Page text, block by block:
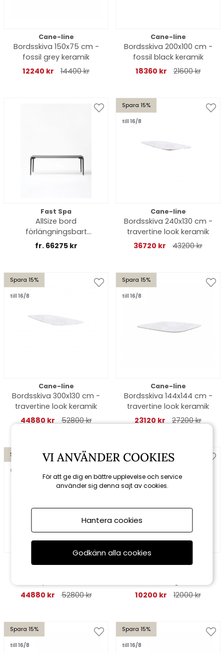
Cane-line
Bordsskiva 150x75 cm -
fossil grey keramik
12240 kr
14400 kr
Cane-line
Bordsskiva 200x100 cm -
fossil black keramik
18360 kr
21600 kr
Fast Spa
AllSize bord
förlängningsbart
keramik - fler
fr. 66275 kr
Spara 15%
till 16/8
Cane-line
Bordsskiva 240x130 cm -
travertine look keramik
36720 kr
43200 kr
Spara 15%
till 16/8
Cane-line
Bordsskiva 300x130 cm -
travertine look keramik
44880 kr 52800 kr
Spara 15%
till 16/8
Cane-line
Bordsskiva 144x144 cm -
travertine look keramik
23120 kr 27200 kr
Spara 15%
till 16/8
44880 kr
52800 kr
Spara 15%
10200 kr
12000 kr
Spara 15%
till 16/8
Spara 15%
till 16/8
VI ANVÄNDER COOKIES
För att ge dig en bättre upplevelse och service
använder sig denna sajt av cookies.
Hantera cookies
Godkänn alla cookies